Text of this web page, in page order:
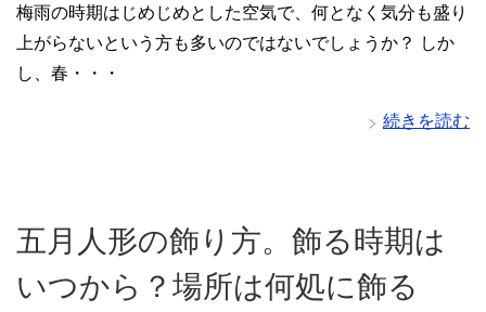
梅雨の時期はじめじめとした空気で、何となく気分も盛り
上がらないという方も多いのではないでしょうか？ しか
し、春・・・
続きを読む
五月人形の飾り方。飾る時期は
いつから？場所は何処に飾る